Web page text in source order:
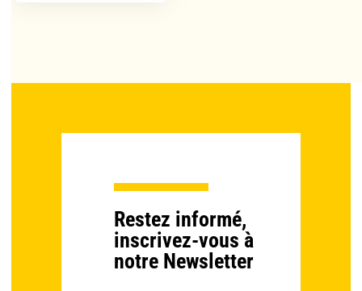
Restez informé,
inscrivez-vous à
notre Newsletter